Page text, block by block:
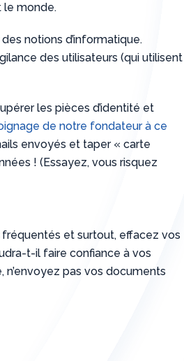
le monde.
notions d’informatique.
des utilisateurs (qui utilisent
les pièces d’identité et
de notre fondateur à ce
envoyés et taper « carte
! (Essayez, vous risquez
et surtout, effacez vos
t-il faire confiance à vos
n’envoyez pas vos documents